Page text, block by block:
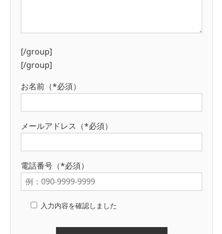
[/group]
[/group]
お名前（*必須）
メールアドレス（*必須）
電話番号（*必須）
入力内容を確認しました